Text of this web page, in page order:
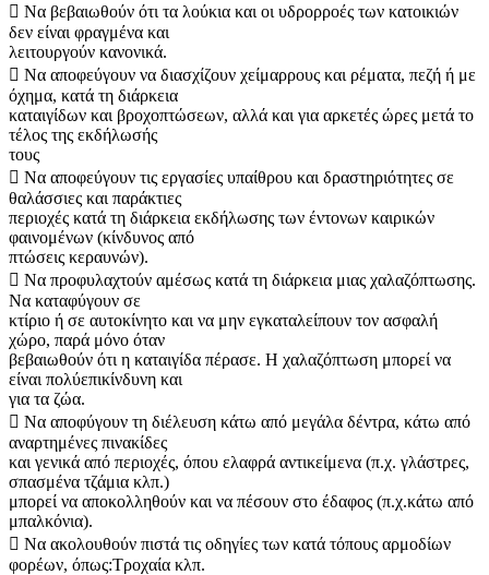
 Να βεβαιωθούν ότι τα λούκια και οι υδρορροές των κατοικιών
δεν είναι φραγμένα και
λειτουργούν κανονικά.
 Να αποφεύγουν να διασχίζουν χείμαρρους και ρέματα, πεζή ή με
όχημα, κατά τη διάρκεια
καταιγίδων και βροχοπτώσεων, αλλά και για αρκετές ώρες μετά το
τέλος της εκδήλωσής
τους
 Να αποφεύγουν τις εργασίες υπαίθρου και δραστηριότητες σε
θαλάσσιες και παράκτιες
περιοχές κατά τη διάρκεια εκδήλωσης των έντονων καιρικών
φαινομένων (κίνδυνος από
πτώσεις κεραυνών).
 Να προφυλαχτούν αμέσως κατά τη διάρκεια μιας χαλαζόπτωσης.
Να καταφύγουν σε
κτίριο ή σε αυτοκίνητο και να μην εγκαταλείπουν τον ασφαλή
χώρο, παρά μόνο όταν
βεβαιωθούν ότι η καταιγίδα πέρασε. Η χαλαζόπτωση μπορεί να
είναι πολύεπικίνδυνη και
για τα ζώα.
 Να αποφύγουν τη διέλευση κάτω από μεγάλα δέντρα, κάτω από
αναρτημένες πινακίδες
και γενικά από περιοχές, όπου ελαφρά αντικείμενα (π.χ. γλάστρες,
σπασμένα τζάμια κλπ.)
μπορεί να αποκολληθούν και να πέσουν στο έδαφος (π.χ.κάτω από
μπαλκόνια).
 Να ακολουθούν πιστά τις οδηγίες των κατά τόπους αρμοδίων
φορέων, όπως:Τροχαία κλπ.